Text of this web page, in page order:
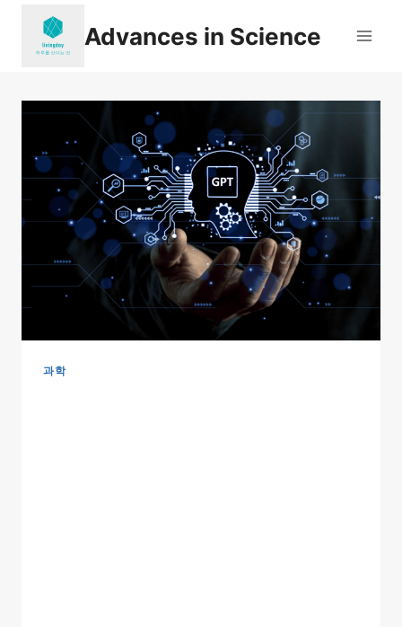
content
Advances in Science
과학